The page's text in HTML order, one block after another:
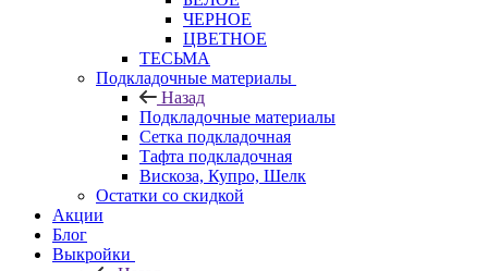
ЧЕРНОЕ
ЦВЕТНОЕ
ТЕСЬМА
Подкладочные материалы
Назад
Подкладочные материалы
Сетка подкладочная
Тафта подкладочная
Вискоза, Купро, Шелк
Остатки со скидкой
Акции
Блог
Выкройки